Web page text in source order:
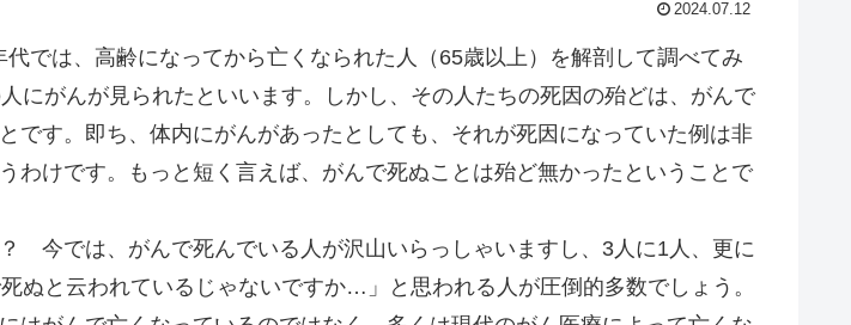
2024.07.12
では、高齢になってから亡くなられた人（65歳以上）を解剖して調べてみ
にがんが見られたといいます。しかし、その人たちの死因の殆どは、がんで
です。即ち、体内にがんがあったとしても、それが死因になっていた例は非
わけです。もっと短く言えば、がんで死ぬことは殆ど無かったということで
今では、がんで死んでいる人が沢山いらっしゃいますし、3人に1人、更に
ぬと云われているじゃないですか…」と思われる人が圧倒的多数でしょう。